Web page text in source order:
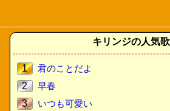
キリンジの人気
1
君のことだよ
2
早春
3
いつも可愛い